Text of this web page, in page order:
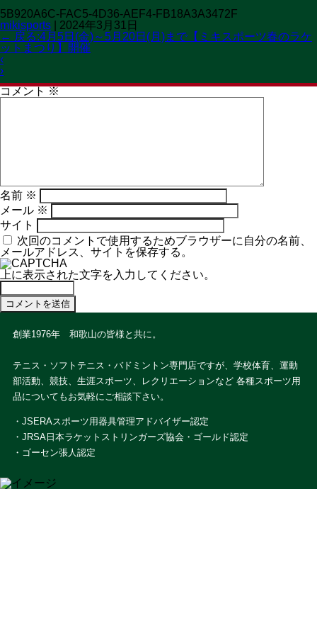
MENU
OPEN 11:00→19:30
CLOSED 火曜日
5B920A6C-FAC5-4D36-AEF4-FB18A3A3472F
mikisports
2024年3月31日
← 戻る:4月5日(金)～5月20日(月)まで【ミキスポーツ春のラケ
ットまつり】開催
‹
›
コメントを残す
メールアドレスが公開されることはありません。
いる欄は必須項目です
コメント ※
名前 ※
メール ※
サイト
次回のコメントで使用するためブラウザーに自分の名前、
メールアドレス、サイトを保存する。
上に表示された文字を入力してください。
創業1976年 和歌山の皆様と共に。
テニス・ソフトテニス・バドミントン専門店ですが、学校体育、運動
部活動、競技、生涯スポーツ、レクリエーションなど 各種スポーツ用
品についてもお気軽にご相談下さい。
・JSERAスポーツ用器具管理アドバイザー認定
・JRSA日本ラケットストリンガーズ協会・ゴールド認定
・ゴーセン張人認定